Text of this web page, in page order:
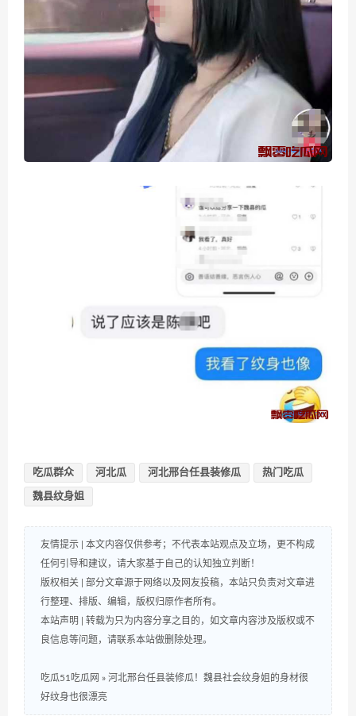
吃瓜群众 河北瓜 河北邢台任县装修瓜 热门吃瓜
魏县纹身姐
友情提示 | 本文内容仅供参考；不代表本站观点及立场，更不构成
任何引导和建议，请大家基于自己的认知独立判断！
版权相关 | 部分文章源于网络以及网友投稿，本站只负责对文章进
行整理、排版、编辑，版权归原作者所有。
本站声明 | 转载为只为内容分享之目的，如文章内容涉及版权或不
良信息等问题，请联系本站做删除处理。
吃瓜51吃瓜网 » 河北邢台任县装修瓜！魏县社会纹身姐的身材很
好纹身也很漂亮